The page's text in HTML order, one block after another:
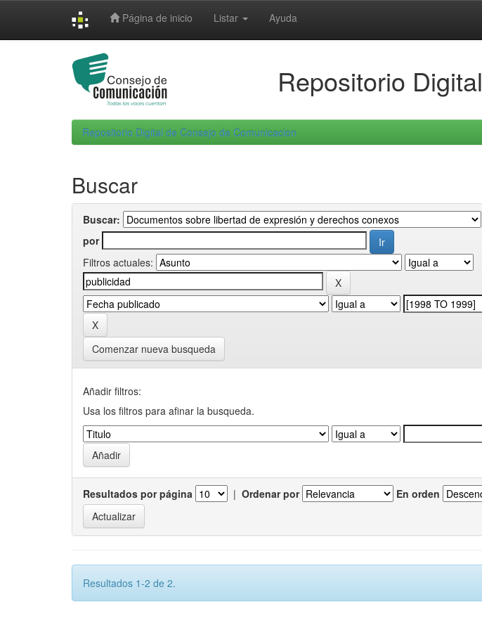
Página de inicio Listar Ayuda
Repositorio Digital
Repositorio Digital de Consejo de Comunicacion
Buscar
Buscar:
por
Filtros actuales:
Comenzar nueva busqueda
Añadir filtros:
Usa los filtros para afinar la busqueda.
Resultados por página | Ordenar por En orden
Resultados 1-2 de 2.